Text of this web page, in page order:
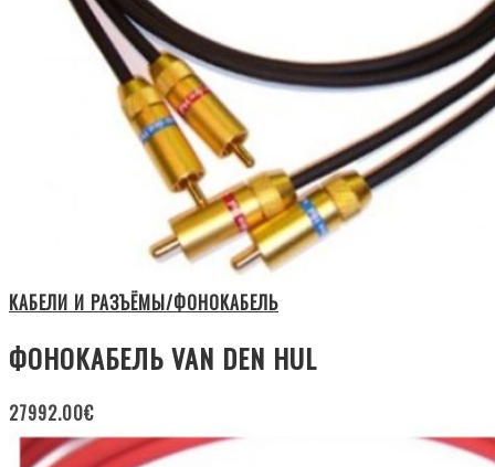
КАБЕЛИ И РАЗЪЁМЫ/ФОНОКАБЕЛЬ
ФОНОКАБЕЛЬ VAN DEN HUL
27992.00€